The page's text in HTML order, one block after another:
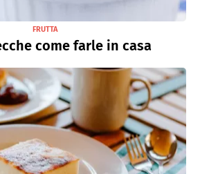
FRUTTA
come farle in casa